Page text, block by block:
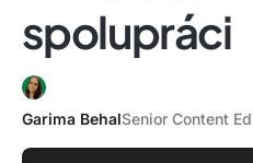
spolupráci
Garima BehalSenior Content